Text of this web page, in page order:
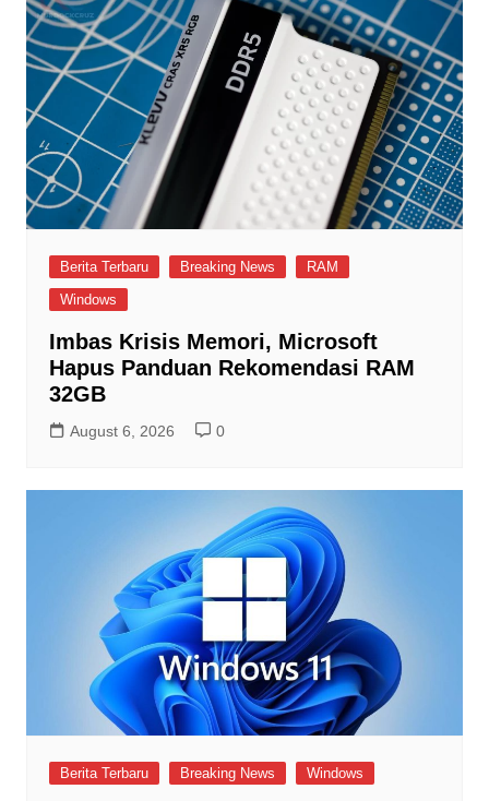
Berita Terbaru Breaking News
RAM
Windows
Imbas Krisis Memori, Microsoft
Hapus Panduan Rekomendasi RAM
32GB
August 6, 2026 0
Berita Terbaru Breaking News Windows